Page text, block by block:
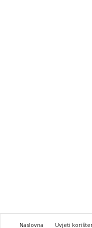
Naslovna Uvjeti